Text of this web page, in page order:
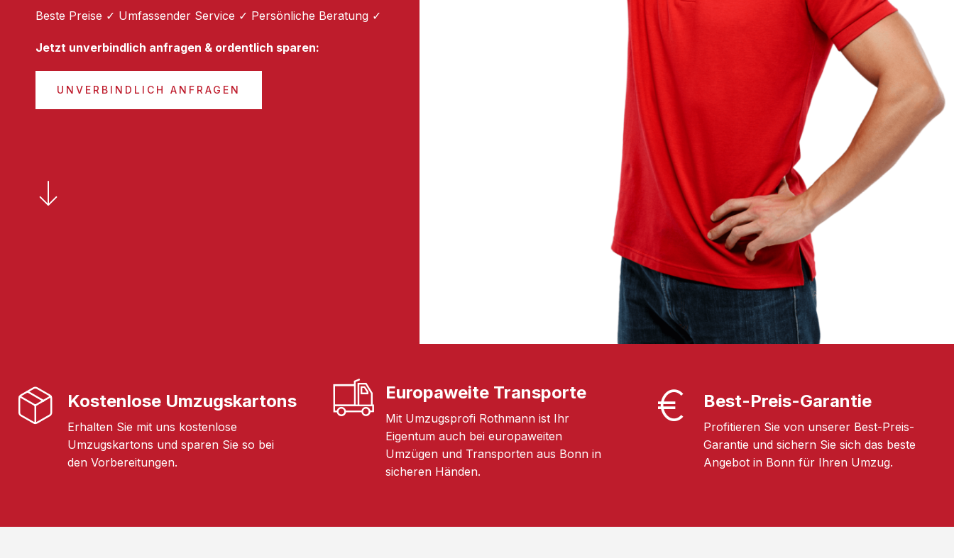
Beste Preise ✓ Umfassender Service ✓ Persönliche Beratung ✓
Jetzt unverbindlich anfragen & ordentlich sparen:
UNVERBINDLICH ANFRAGEN
Kostenlose Umzugskartons
Erhalten Sie mit uns kostenlose
Umzugskartons und sparen Sie so bei
den Vorbereitungen.
Europaweite Transporte
Mit Umzugsprofi Rothmann ist Ihr
Eigentum auch bei europaweiten
Umzügen und Transporten aus Bonn in
sicheren Händen.
Best-Preis-Garantie
Profitieren Sie von unserer Best-Preis-
Garantie und sichern Sie sich das beste
Angebot in Bonn für Ihren Umzug.